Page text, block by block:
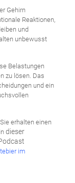
Gehirn
Reaktionen,
und
unbewusst
Belastungen
zu lösen. Das
und ein
erhalten einen
dieser
im